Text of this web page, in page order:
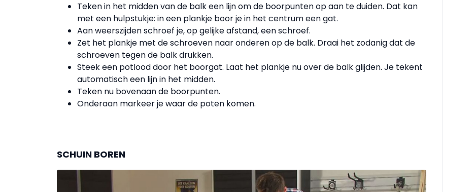
Teken in het midden van de balk een lijn om de boorpunten op aan te duiden. Dat kan
met een hulpstukje: in een plankje boor je in het centrum een gat.
Aan weerszijden schroef je, op gelijke afstand, een schroef.
Zet het plankje met de schroeven naar onderen op de balk. Draai het zodanig dat de
schroeven tegen de balk drukken.
Steek een potlood door het boorgat. Laat het plankje nu over de balk glijden. Je tekent
automatisch een lijn in het midden.
Teken nu bovenaan de boorpunten.
Onderaan markeer je waar de poten komen.
SCHUIN BOREN